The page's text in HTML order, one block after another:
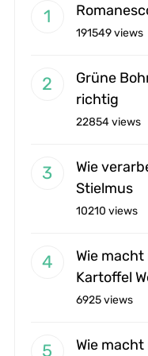
191549 views
Grüne
richtig
22854 views
Wie
Stielmus
10210 views
Wie
Kartoffel
6925 views
Wie